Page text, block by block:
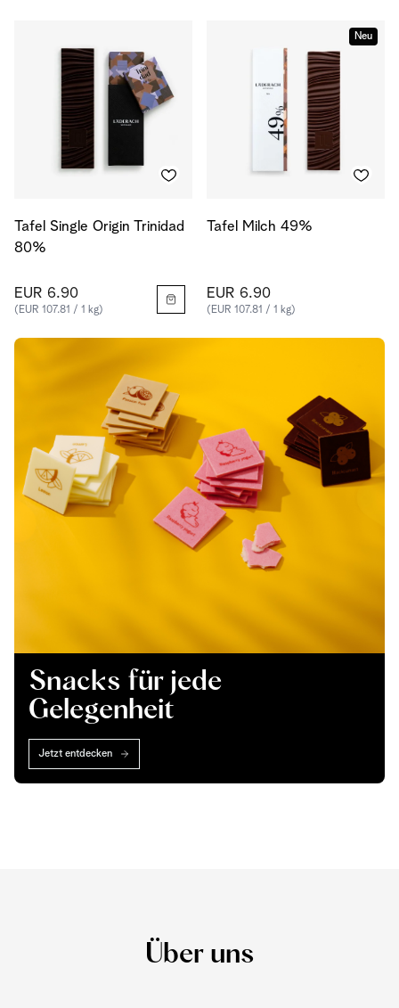
Tafel Single Origin Trinidad
80%
EUR 6.90
(EUR 107.81 / 1 kg)
Neu
Tafel Milch 49%
EUR 6.90
(EUR 107.81 / 1 kg)
Snacks für jede
Gelegenheit
Jetzt entdecken
Über uns